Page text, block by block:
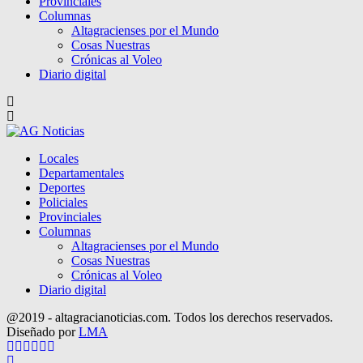
Columnas
Altagracienses por el Mundo
Cosas Nuestras
Crónicas al Voleo
Diario digital
Locales
Departamentales
Deportes
Policiales
Provinciales
Columnas
Altagracienses por el Mundo
Cosas Nuestras
Crónicas al Voleo
Diario digital
@2019 - altagracianoticias.com. Todos los derechos reservados.
Diseñado porLMA
Facebook
Twitter
Instagram
Pinterest
Google